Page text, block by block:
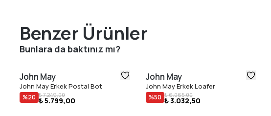
Benzer Ürünler
Bunlara da baktınız mı?
John May
John May Erkek Postal Bot
%20 ₺ 7.249,00
₺ 5.799,00
John May
John May Erkek Loafer
%50 ₺ 6.065,00
₺ 3.032,50